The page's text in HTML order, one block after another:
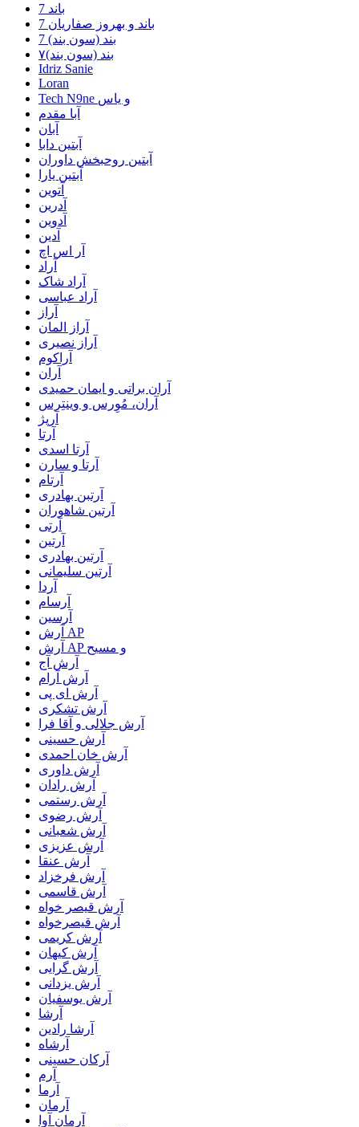
7 باند
7 باند و بهروز صفاریان
7 بند (سون بند)
۷بند (سون بند)
Idriz Sanie
Loran
Tech N9ne و یاس
آبا مقدم
آبان
آبتین دابا
آبتین روحبخش داوران
آبتین یارا
آتوین
آدرین
آدوین
آدین
آر اس اچ
آراد
آراد شاک
آراد عباسی
آراز
آراز المان
آراز نصیری
آراکوم
آران
آران براتی و ایمان حمیدی
آران، مُوِرس و وینتِرس
آرپژ
آرتا
آرتا اسدی
آرتا و سارن
آرتام
آرتبن بهادری
آرتين شاهوران
آرتی
آرتین
آرتین بهادری
آرتین سلیمانی
آردا
آرسام
آرسین
آرش AP
آرش AP و مسیح
آرش آج
آرش آرام
آرش ای پی
آرش تشکری
آرش جلالی و آقا فرا
آرش حسینی
آرش خان احمدی
آرش داوری
آرش رادان
آرش رستمى
آرش رضوی
آرش شعبانی
آرش عزیزی
آرش عنقا
آرش فرخزاد
آرش قاسمی
آرش قیصر خواه
آرش قیصرخواه
آرش کریمی
آرش کیهان
آرش گرایی
آرش یزدانی
آرش یوسفیان
آرشا
آرشا رادین
آرشاه
آرکان حسینی
آرم
آرما
آرمان
آرمان آوا